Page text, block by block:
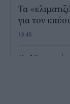
Τα
για τον
19:45
Οι 10